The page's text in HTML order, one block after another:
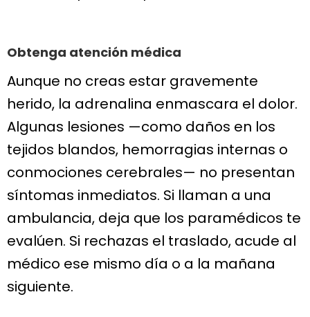
Obtenga atención médica
Aunque no creas estar gravemente
herido, la adrenalina enmascara el dolor.
Algunas lesiones —como daños en los
tejidos blandos, hemorragias internas o
conmociones cerebrales— no presentan
síntomas inmediatos. Si llaman a una
ambulancia, deja que los paramédicos te
evalúen. Si rechazas el traslado, acude al
médico ese mismo día o a la mañana
siguiente.